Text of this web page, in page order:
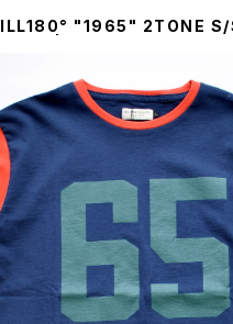
ILL180° "1965" 2TONE S/